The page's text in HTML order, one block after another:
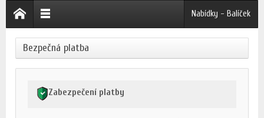
Nabídky - Balíček
Bezpečná platba
Zabezpečení platby